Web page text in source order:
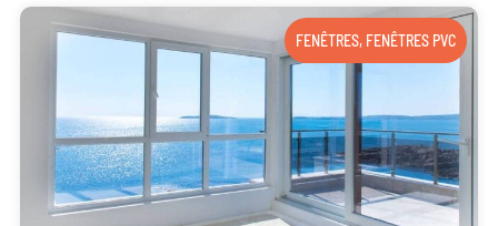
FENÊTRES, FENÊTRES PVC